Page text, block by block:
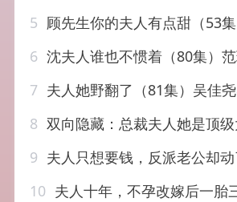
5 顾先生你的夫人有点甜（53集）
6 沈夫人谁也不惯着（80集）
7 夫人她野翻了（81集）吴佳尧&徐步
8 双向隐藏：总裁夫人她是顶级大师&双向隐藏总裁夫人她
9 夫人只想要钱，反派老公却动了心&夫人只想要钱反派老
10 夫人十年，不孕改嫁后一胎三宝！&夫人十年不孕改嫁后